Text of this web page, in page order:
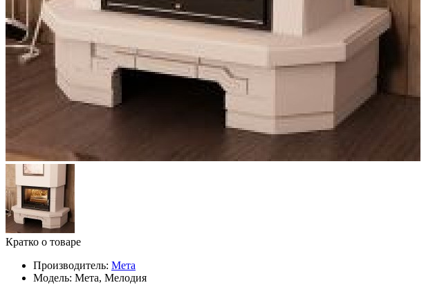
Кратко о товаре
Производитель: Мета
Модель: Мета, Мелодия